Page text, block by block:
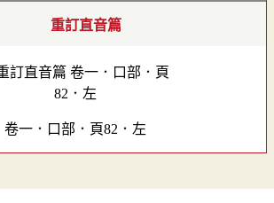
重訂直音篇
卷一．口部．頁82．左